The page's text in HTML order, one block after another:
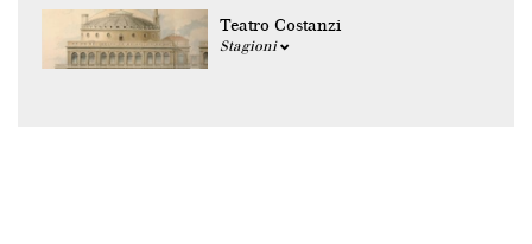
Teatro Costanzi
Stagioni